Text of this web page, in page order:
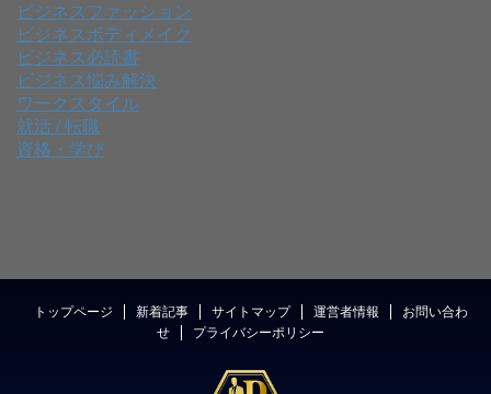
ビジネスファッション
ビジネスボディメイク
ビジネス必読書
ビジネス悩み解決
ワークスタイル
就活 / 転職
資格・学び
トップページ 新着記事 サイトマップ 運営者情報
お問い合わ
せ
プライバシーポリシー